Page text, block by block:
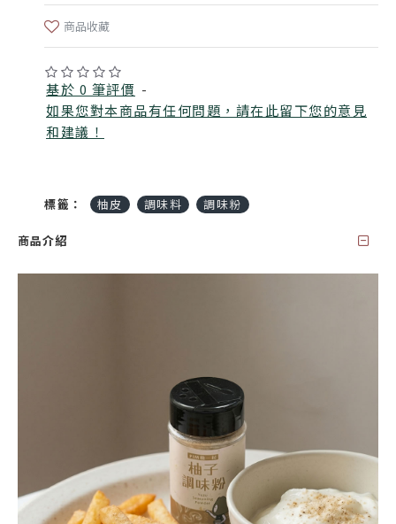
基於 0 筆評價 -
如果您對本商品有任何問題，請在此留下您的意見
和建議！
商品收藏
標籤： 柚皮 調味料 調味粉
商品介紹